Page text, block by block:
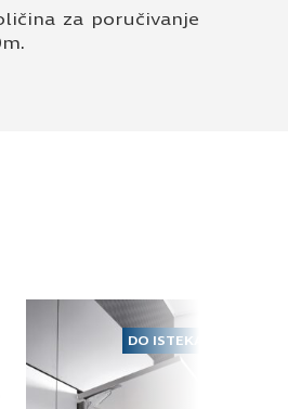
za poručivanje
DO ISTEKA ZALIHA